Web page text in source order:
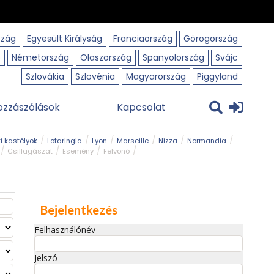
Egyesült Királyság Franciaország
Görögország
Németország Olaszország Spanyolország
Svájc
Szlovákia
Szlovénia Magyarország Piggyland
Kapcsolat
kastélyok Lotaringia Lyon Marseille Nizza
Normandia
Csillagászat
Esemény Felvonó
Bejelentkezés
Felhasználónév
Jelszó